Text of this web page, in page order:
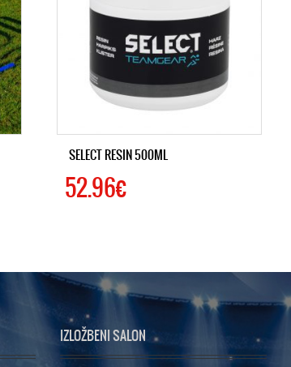
SELECT RESIN 500ML
52.96€
IZLOŽBENI SALON